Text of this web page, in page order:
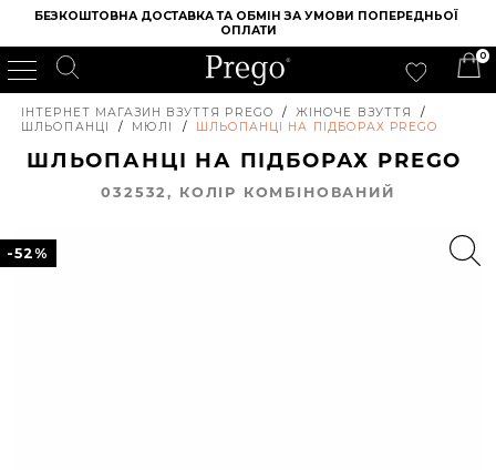
БЕЗКОШТОВНА ДОСТАВКА ТА ОБМІН ЗА УМОВИ ПОПЕРЕДНЬОЇ
ОПЛАТИ
0
ІНТЕРНЕТ МАГАЗИН ВЗУТТЯ PREGO / ЖІНОЧЕ ВЗУТТЯ
/
ШЛЬОПАНЦІ
/ МЮЛІ / ШЛЬОПАНЦІ НА ПІДБОРАХ PREGO
ШЛЬОПАНЦІ НА ПІДБОРАХ PREGO
032532, КОЛIР КОМБІНОВАНИЙ
-52%